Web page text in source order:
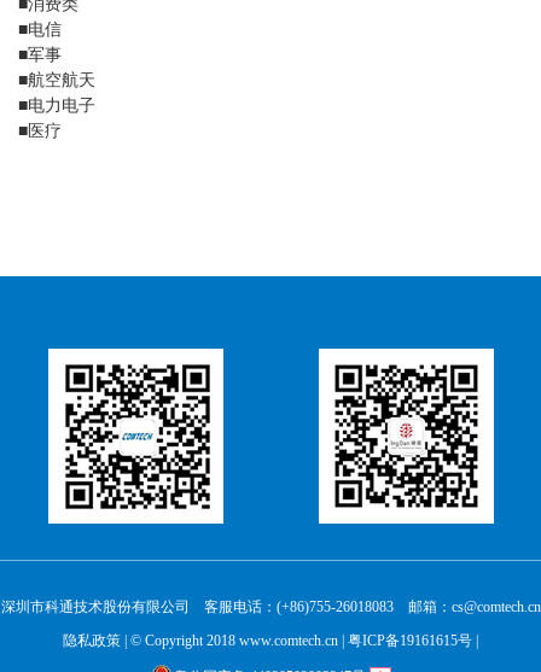
消费类
■电信
■军事
■航空航天
■电力电子
■ 医疗
深圳市科通技术股份有限公司 客服电话：(+86)755-26018083 邮箱：cs@comtech.cn
隐私政策 | © Copyright 2018 www.comtech.cn | 粤ICP备19161615号